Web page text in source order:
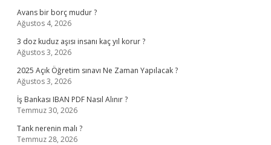
Avans bir borç mudur ?
Ağustos 4, 2026
3 doz kuduz aşısı insanı kaç yıl korur ?
Ağustos 3, 2026
2025 Açık Öğretim sınavı Ne Zaman Yapılacak ?
Ağustos 3, 2026
İş Bankası IBAN PDF Nasıl Alınır ?
Temmuz 30, 2026
Tank nerenin malı ?
Temmuz 28, 2026